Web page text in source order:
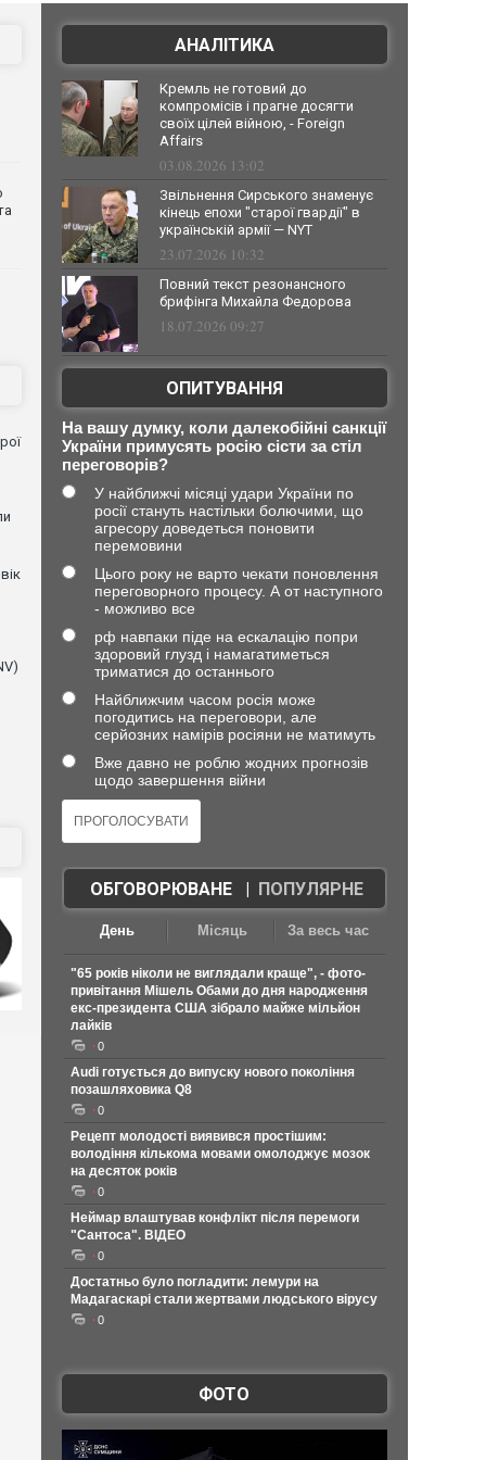
АНАЛІТИКА
Кремль не готовий до
компромісів і прагне досягти
своїх цілей війною, - Foreign
Affairs
03.08.2026 13:02
Звільнення Сирського знаменує
кінець епохи "старої гвардії" в
українській армії — NYT
23.07.2026 10:32
Повний текст резонансного
брифінга Михайла Федорова
18.07.2026 09:27
ОПИТУВАННЯ
На вашу думку, коли далекобійні санкції
України примусять росію сісти за стіл
переговорів?
У найближчі місяці удари України по
росії стануть настільки болючими, що
агресору доведеться поновити
перемовини
Цього року не варто чекати поновлення
переговорного процесу. А от наступного
- можливо все
рф навпаки піде на ескалацію попри
здоровий глузд і намагатиметься
триматися до останнього
Найближчим часом росія може
погодитись на переговори, але
серйозних намірів росіяни не матимуть
Вже давно не роблю жодних прогнозів
щодо завершення війни
ОБГОВОРЮВАНЕ| ПОПУЛЯРНЕ
День Місяць За весь час
"65 років ніколи не виглядали краще", - фото-
привітання Мішель Обами до дня народження
екс-президента США зібрало майже мільйон
лайків
0
Audi готується до випуску нового покоління
позашляховика Q8
0
Рецепт молодості виявився простішим:
володіння кількома мовами омолоджує мозок
на десяток років
0
Неймар влаштував конфлікт після перемоги
"Сантоса". ВІДЕО
0
Достатньо було погладити: лемури на
Мадагаскарі стали жертвами людського вірусу
0
ФОТО